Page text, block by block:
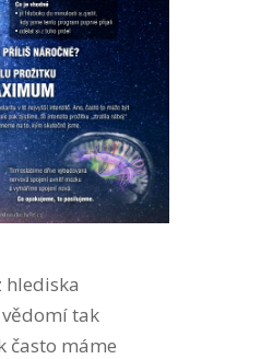
hlediska
tak
často máme